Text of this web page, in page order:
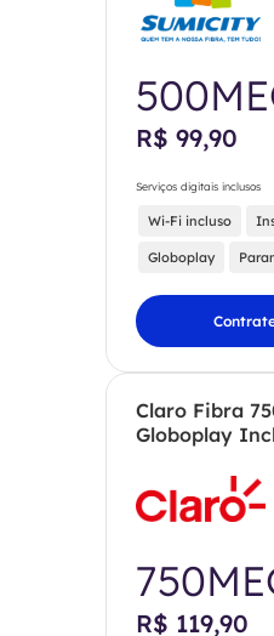
R$ 99,90
Serviços digitais inclusos
Wi-Fi incluso
Globoplay
Claro Fibra
Globoplay
R$ 119,90